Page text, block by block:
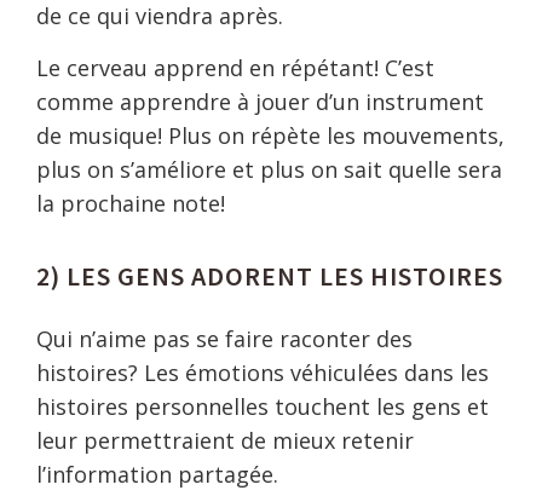
de ce qui viendra après.
Le cerveau apprend en répétant! C’est
comme apprendre à jouer d’un instrument
de musique! Plus on répète les mouvements,
plus on s’améliore et plus on sait quelle sera
la prochaine note!
2) LES GENS ADORENT LES HISTOIRES
Qui n’aime pas se faire raconter des
histoires? Les émotions véhiculées dans les
histoires personnelles touchent les gens et
leur permettraient de mieux retenir
l’information partagée.